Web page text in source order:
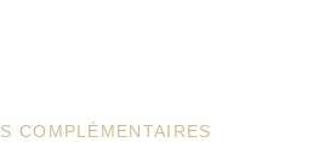
COMPLÉMENTAIRES